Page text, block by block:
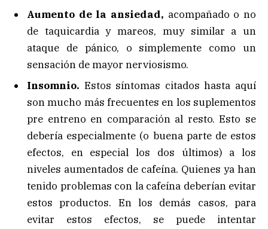
Aumento de la ansiedad, acompañado o no
de taquicardia y mareos, muy similar a un
ataque de pánico, o simplemente como un
sensación de mayor nerviosismo.
Insomnio. Estos síntomas citados hasta aquí
son mucho más frecuentes en los suplementos
pre entreno en comparación al resto. Esto se
debería especialmente (o buena parte de estos
efectos, en especial los dos últimos) a los
niveles aumentados de cafeína. Quienes ya han
tenido problemas con la cafeína deberían evitar
estos productos. En los demás casos, para
evitar estos efectos, se puede intentar